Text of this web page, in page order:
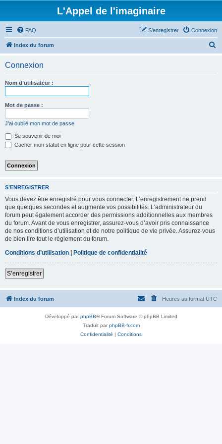
L'Appel de l'imaginaire
FAQ Connexion
S’enregistrer
Index du forum
Connexion
Nom d’utilisateur :
Mot de passe :
J’ai oublié mon mot de passe
Se souvenir de moi
Cacher mon statut en ligne pour cette session
S’ENREGISTRER
Vous devez être enregistré pour vous connecter. L’enregistrement ne prend
que quelques secondes et augmente vos possibilités. L’administrateur du
forum peut également accorder des permissions additionnelles aux membres
du forum. Avant de vous enregistrer, assurez-vous d’avoir pris connaissance
de nos conditions d’utilisation et de notre politique de vie privée. Assurez-vous
de bien lire tout le règlement du forum.
Conditions d’utilisation | Politique de confidentialité
S’enregistrer
Index du forum Heures au format UTC
Développé parphpBB® Forum Software © phpBB Limited
Traduit parphpBB-fr.com
Confidentialité | Conditions